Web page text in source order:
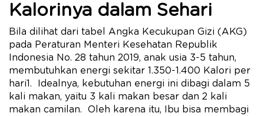
Kalorinya dalam Sehari
Bila dilihat dari tabel Angka Kecukupan Gizi (AKG)
pada Peraturan Menteri Kesehatan Republik
Indonesia No. 28 tahun 2019, anak usia 3-5 tahun,
membutuhkan energi sekitar 1.350-1.400 Kalori per
hari1. Idealnya, kebutuhan energi ini dibagi dalam 5
kali makan, yaitu 3 kali makan besar dan 2 kali
makan camilan. Oleh karena itu, Ibu bisa membagi